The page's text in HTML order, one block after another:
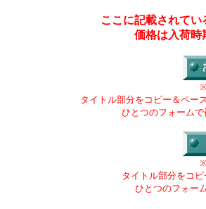
ここに記載されて
価格は入荷時
タイトル部分をコピー＆ペー
ひとつのフォーム
タイトル部分をコ
ひとつのフォー